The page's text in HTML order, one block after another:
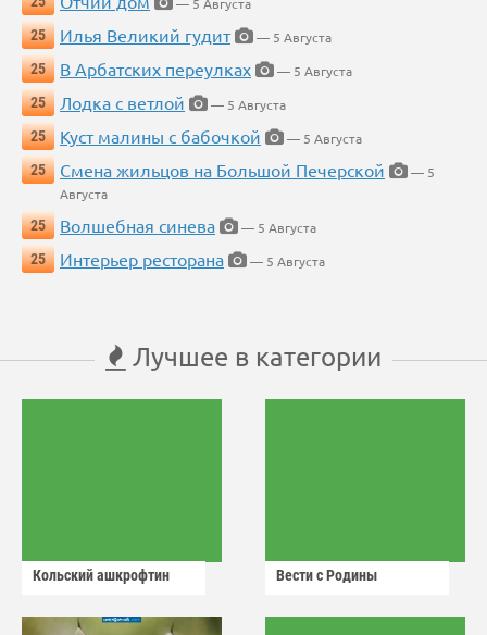
— 5 Августа
25
Илья Великий гудит
— 5 Августа
25
В Арбатских переулках
— 5 Августа
25
Лодка с ветлой
— 5 Августа
25
Куст малины с бабочкой
— 5 Августа
25
Смена жильцов на Большой Печерской
— 5
Августа
25
Волшебная синева
— 5 Августа
25
Интерьер ресторана — 5 Августа
Лучшее в категории
Кольский ашкрофтин Вести с Родины